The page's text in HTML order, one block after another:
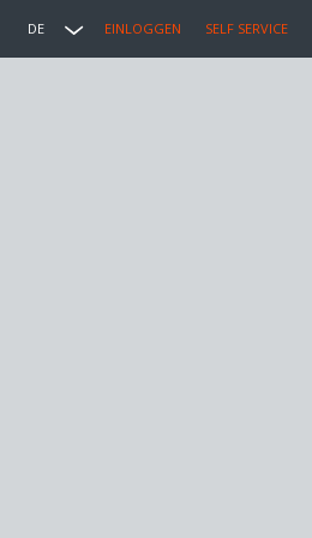
DE EINLOGGEN SELF SERVICE